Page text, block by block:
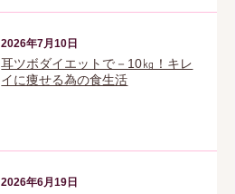
2026年7月10日
耳ツボダイエットで－10㎏！キレ
イに痩せる為の食生活
2026年6月19日